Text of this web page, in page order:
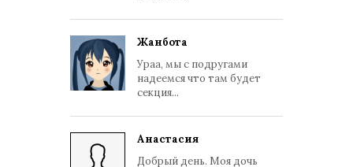
Жанбота
Ураа, мы с подругами
надеемся что там будет
секция...
Анастасия
Добрый день. Моя дочь